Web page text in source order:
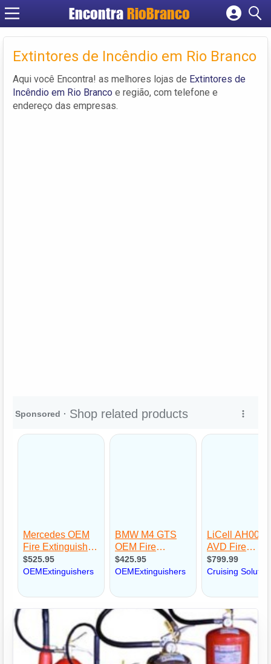
Encontra RioBranco
Cadastrar empresa
Criar conta
Extintores de Incêndio em Rio Branco
Aqui você Encontra! as melhores lojas de Extintores de
Incêndio em Rio Branco e região, com telefone e
endereço das empresas.